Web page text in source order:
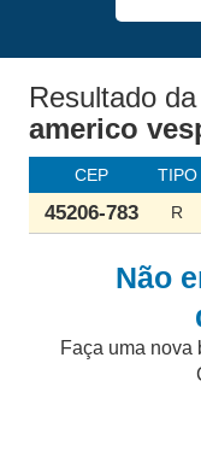
Resultado
americo
CEP TIPO
45206-783 R
Não
Faça uma nova